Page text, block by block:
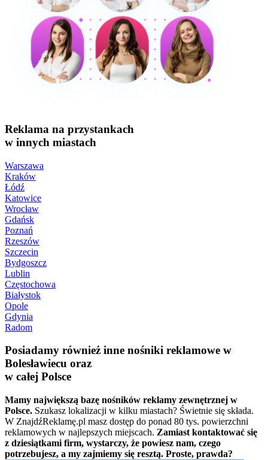
Reklama na przystankach
w innych miastach
Warszawa
Kraków
Łódź
Katowice
Wrocław
Gdańsk
Poznań
Rzeszów
Szczecin
Bydgoszcz
Lublin
Częstochowa
Białystok
Opole
Gdynia
Radom
Posiadamy również inne nośniki reklamowe w
Bolesławiecu oraz
w całej Polsce
Mamy największą bazę nośników reklamy zewnętrznej w
Polsce. Szukasz lokalizacji w kilku miastach? Świetnie się składa.
W ZnajdźReklamę.pl masz dostęp do ponad 80 tys. powierzchni
reklamowych w najlepszych miejscach. Zamiast kontaktować się
z dziesiątkami firm, wystarczy, że powiesz nam, czego
potrzebujesz, a my zajmiemy się resztą. Proste, prawda?